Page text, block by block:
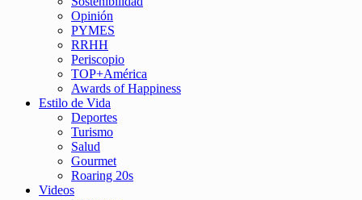
Opinión
PYMES
RRHH
Periscopio
TOP+América
Awards of Happiness
Estilo de Vida
Deportes
Turismo
Salud
Gourmet
Roaring 20s
Videos